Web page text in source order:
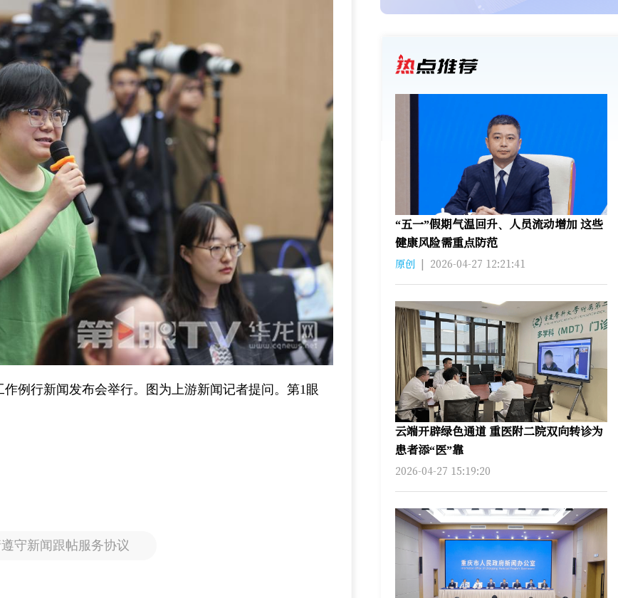
例行新闻发布会举行。图为上游新闻记者提问。第1眼
守新闻跟帖服务协议
“五一”假期气温回升、人员流动增加 这些
健康风险需重点防范
原创 | 2026-04-27 12:21:41
云端开辟绿色通道 重医附二院双向转诊为
患者添“医”靠
2026-04-27 15:19:20